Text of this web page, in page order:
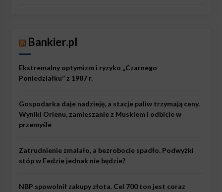
Bankier.pl
Ekstremalny optymizm i ryzyko „Czarnego
Poniedziałku” z 1987 r.
Gospodarka daje nadzieję, a stacje paliw trzymają ceny.
Wyniki Orlenu, zamieszanie z Muskiem i odbicie w
przemyśle
Zatrudnienie zmalało, a bezrobocie spadło. Podwyżki
stóp w Fedzie jednak nie będzie?
NBP spowolnił zakupy złota. Cel 700 ton jest coraz